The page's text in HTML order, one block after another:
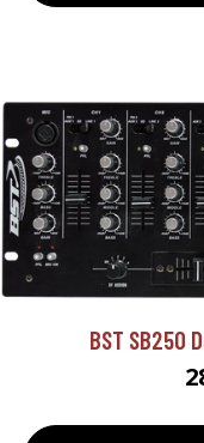
BST SB250